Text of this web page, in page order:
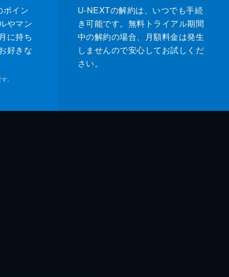
ポイン
やマン
に持ち
好きな
。
U-NEXTの解約は、いつでも手続
き可能です。無料トライアル期間
中の解約の場合、月額料金は発生
しませんので安心してお試しくだ
さい。